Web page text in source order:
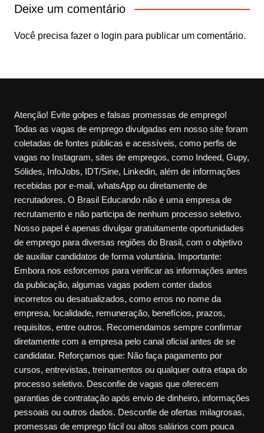
Deixe um comentário
Você precisa fazer o login para publicar um comentário.
Atenção! Evite golpes e falsas promessas de emprego!
Todas as vagas de emprego divulgadas em nosso site foram
coletadas de fontes públicas e acessíveis, como perfis de
vagas no Instagram, sites de empregos, como Indeed, Gupy,
Sólides, InfoJobs, IDT/Sine, Linkedin, além de informações
recebidas por e-mail, whatsApp ou diretamente de
recrutadores. O Brasil Educando não é uma empresa de
recrutamento e não participa de nenhum processo seletivo.
Nosso papel é apenas divulgar gratuitamente oportunidades
de emprego para diversas regiões do Brasil, com o objetivo
de auxiliar candidatos de forma voluntária. Importante:
Embora nos esforcemos para verificar as informações antes
da publicação, algumas vagas podem conter dados
incorretos ou desatualizados, como erros no nome da
empresa, localidade, remuneração, benefícios, prazos,
requisitos, entre outros. Recomendamos sempre confirmar
diretamente com a empresa pelo canal oficial antes de se
candidatar. Reforçamos que: Não faça pagamento por
cursos, entrevistas, treinamentos ou qualquer outra etapa do
processo seletivo. Desconfie de vagas que oferecem
garantias de contratação após envio de dinheiro, informações
pessoais ou outros dados. Desconfie de ofertas milagrosas,
promessas de emprego fácil ou altos salários com pouca